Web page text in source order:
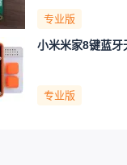
专业版
小米米家8键蓝牙
专业版